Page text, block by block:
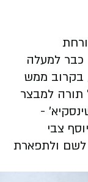
כבר למעלה
בקרוב ממש
תורה למבצר
-
צבי
לשם ולתפארת